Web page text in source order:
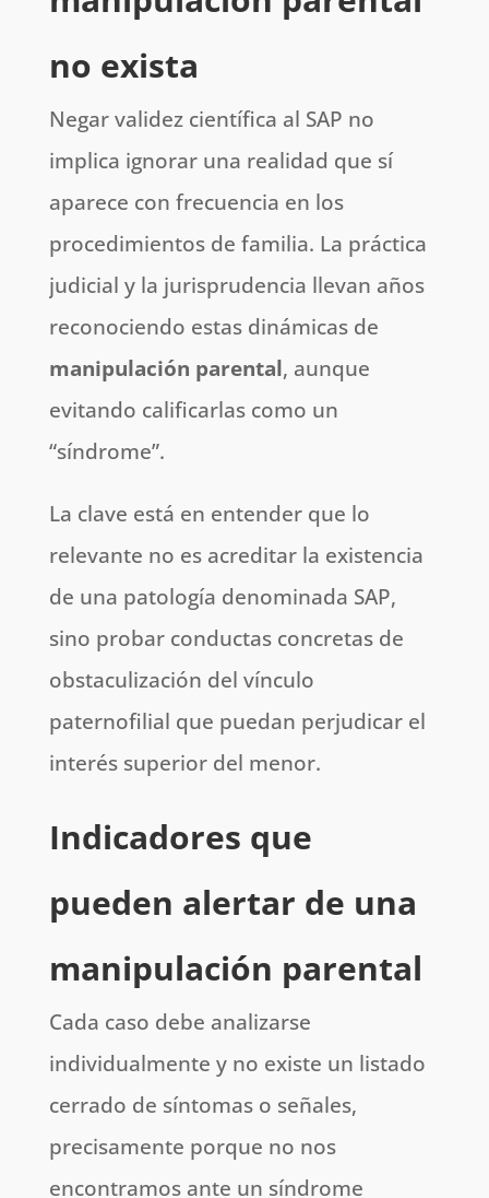
no exista
Negar validez científica al SAP no
implica ignorar una realidad que sí
aparece con frecuencia en los
procedimientos de familia. La práctica
judicial y la jurisprudencia llevan años
reconociendo estas dinámicas de
manipulación parental, aunque
evitando calificarlas como un
“síndrome”.
La clave está en entender que lo
relevante no es acreditar la existencia
de una patología denominada SAP,
sino probar conductas concretas de
obstaculización del vínculo
paternofilial que puedan perjudicar el
interés superior del menor.
Indicadores que
pueden alertar de una
manipulación parental
Cada caso debe analizarse
individualmente y no existe un listado
cerrado de síntomas o señales,
precisamente porque no nos
encontramos ante un síndrome